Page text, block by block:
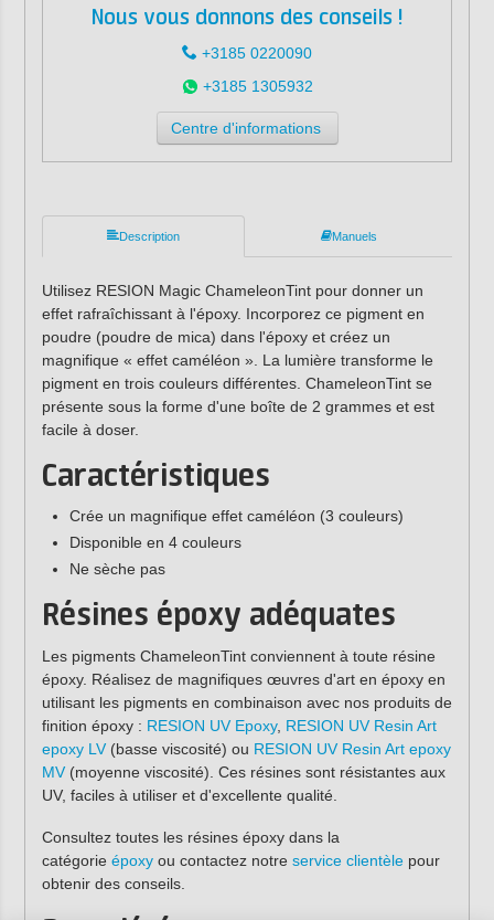
Nous vous donnons des conseils !
+3185 0220090
+3185 1305932
Centre d'informations
Description Manuels
Utilisez RESION Magic ChameleonTint pour donner un
effet rafraîchissant à l'époxy. Incorporez ce pigment en
poudre (poudre de mica) dans l'époxy et créez un
magnifique « effet caméléon ». La lumière transforme le
pigment en trois couleurs différentes. ChameleonTint se
présente sous la forme d'une boîte de 2 grammes et est
facile à doser.
Caractéristiques
Crée un magnifique effet caméléon (3 couleurs)
Disponible en 4 couleurs
Ne sèche pas
Résines époxy adéquates
Les pigments ChameleonTint conviennent à toute résine
époxy. Réalisez de magnifiques œuvres d'art en époxy en
utilisant les pigments en combinaison avec nos produits de
finition époxy : RESION UV Epoxy, RESION UV Resin Art
epoxy LV(basse viscosité) ou RESION UV Resin Art epoxy
MV(moyenne viscosité). Ces résines sont résistantes aux
UV, faciles à utiliser et d'excellente qualité.
Consultez toutes les résines époxy dans la
catégorie époxyou contactez notre service clientèlepour
obtenir des conseils.